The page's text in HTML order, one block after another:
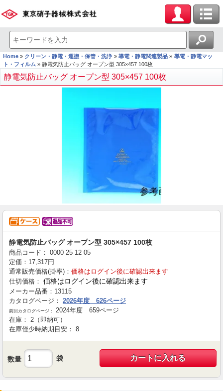
Home クリーン・静電・運搬・保管・洗浄 導電・静電関連製品
導電・静電マッ
ト・フィルム
静電気防止バッグ オープン型 305×457 100枚
静電気防止バッグ オープン型 305×457 100枚
静電気防止バッグ オープン型 305×457 100枚
商品コード： 0000 25 12 05
定価： 17,317円
通常販売価格(掛率)： 価格はログイン後に確認出来ます
仕切価格： 価格はログイン後に確認出来ます
メーカー品番： 13115
カタログページ： 2026年度 626ページ
前回カタログページ：
2024年度 659ページ
在庫： 2（即納可）
在庫僅少時納期目安： 8
数量 袋 カートに入れる